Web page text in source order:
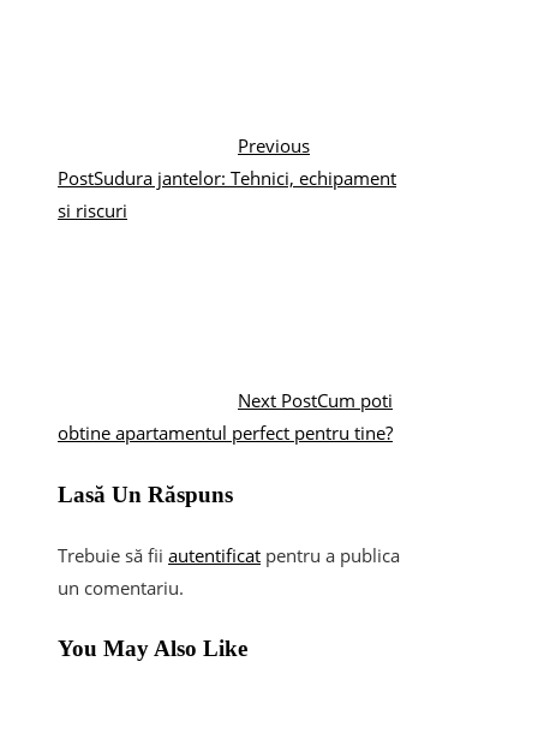
Previous
PostSudura jantelor: Tehnici, echipament
si riscuri
Next PostCum poti
obtine apartamentul perfect pentru tine?
Lasă Un Răspuns
Trebuie să fii autentificat pentru a publica
un comentariu.
You May Also Like